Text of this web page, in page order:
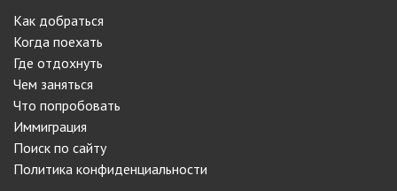
Как добраться
Когда поехать
Где отдохнуть
Чем заняться
Что попробовать
Иммиграция
Поиск по сайту
Политика конфиденциальности